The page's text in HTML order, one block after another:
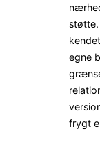
støtte.
egne
frygt